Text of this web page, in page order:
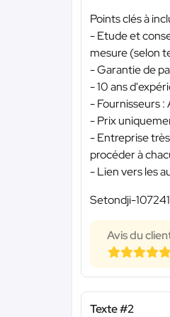
Points clés à
- Etude et
mesure (selon
- Garantie de
- 10 ans
- Fournisseurs :
- Prix
- Entreprise
procéder à
- Lien vers les
Setondji-
Avis du
Texte #2